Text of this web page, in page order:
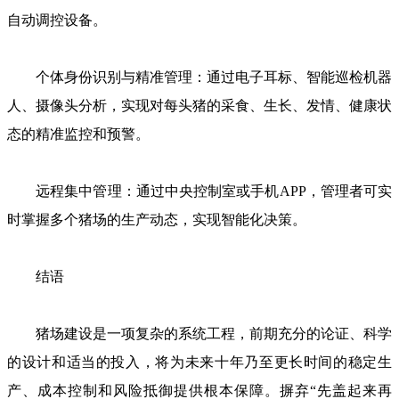
自动调控设备。
个体身份识别与精准管理：通过电子耳标、智能巡检机器
人、摄像头分析，实现对每头猪的采食、生长、发情、健康状
态的精准监控和预警。
远程集中管理：通过中央控制室或手机APP，管理者可实
时掌握多个猪场的生产动态，实现智能化决策。
结语
猪场建设是一项复杂的系统工程，前期充分的论证、科学
的设计和适当的投入，将为未来十年乃至更长时间的稳定生
产、成本控制和风险抵御提供根本保障。摒弃“先盖起来再